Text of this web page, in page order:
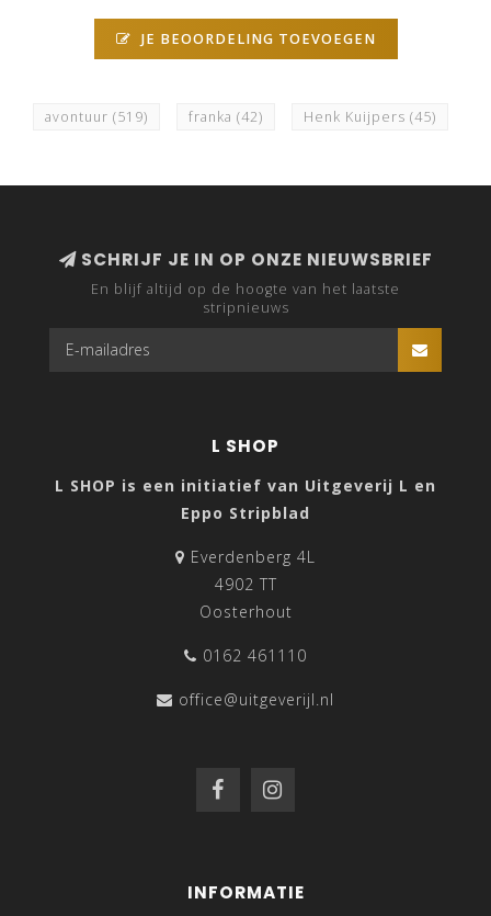
JE BEOORDELING TOEVOEGEN
avontuur (519) franka (42) Henk Kuijpers (45)
SCHRIJF JE IN OP ONZE NIEUWSBRIEF
En blijf altijd op de hoogte van het laatste
stripnieuws
L SHOP
L SHOP is een initiatief van Uitgeverij L en
Eppo Stripblad
Everdenberg 4L
4902 TT
Oosterhout
0162 461110
office@uitgeverijl.nl
INFORMATIE